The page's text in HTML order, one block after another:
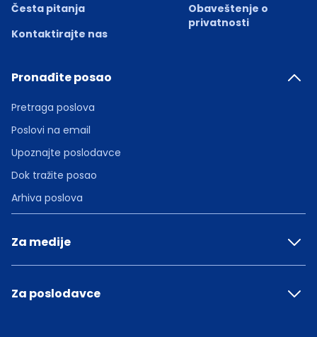
Česta pitanja
Kontaktirajte nas
Obaveštenje o
privatnosti
Pronađite posao
Pretraga poslova
Poslovi na email
Upoznajte poslodavce
Dok tražite posao
Arhiva poslova
Za medije
Za poslodavce